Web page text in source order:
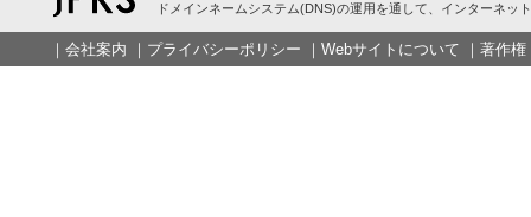
ドメインネームシステム(DNS)の運用を通して、インターネッ
｜ 会社案内 ｜ プライバシーポリシー ｜ Webサイトについて ｜ 著作権